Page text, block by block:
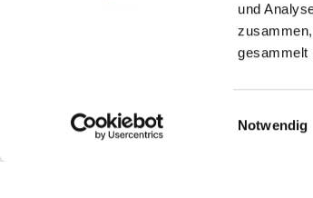
und
gesammelt
Notwendig